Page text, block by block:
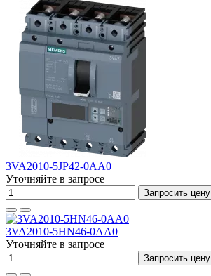
3VA2010-5JP42-0AA0
Уточняйте в запросе
Запросить цену
3VA2010-5HN46-0AA0
Уточняйте в запросе
Запросить цену